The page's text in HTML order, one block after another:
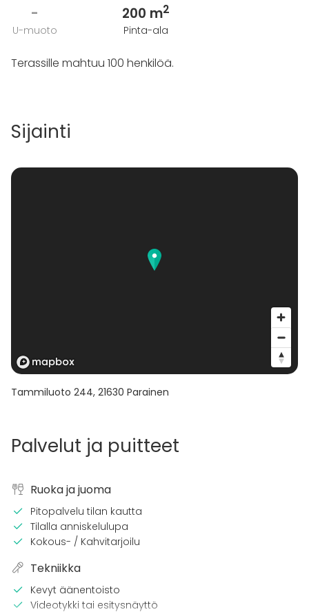
-
U-muoto
200 m2
Pinta-ala
Terassille mahtuu 100 henkilöä.
Sijainti
Tammiluoto 244, 21630 Parainen
Palvelut ja puitteet
Ruoka ja juoma
Pitopalvelu tilan kautta
Tilalla anniskelulupa
Kokous- / Kahvitarjoilu
Tekniikka
Kevyt äänentoisto
Videotykki tai esitysnäyttö